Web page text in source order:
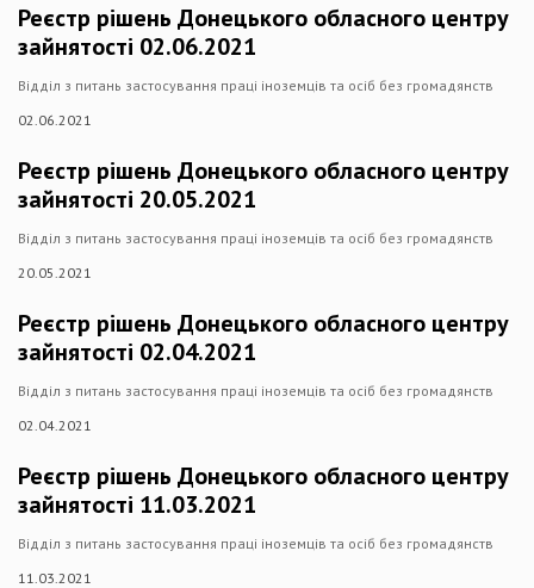
Реєстр рішень Донецького обласного центру
зайнятості 02.06.2021
Відділ з питань застосування праці іноземців та осіб без громадянств
02.06.2021
Реєстр рішень Донецького обласного центру
зайнятості 20.05.2021
Відділ з питань застосування праці іноземців та осіб без громадянств
20.05.2021
Реєстр рішень Донецького обласного центру
зайнятості 02.04.2021
Відділ з питань застосування праці іноземців та осіб без громадянств
02.04.2021
Реєстр рішень Донецького обласного центру
зайнятості 11.03.2021
Відділ з питань застосування праці іноземців та осіб без громадянств
11.03.2021